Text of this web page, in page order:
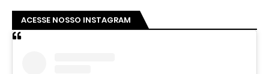
ACESSE NOSSO INSTAGRAM